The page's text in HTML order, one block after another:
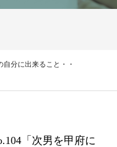
自分に出来ること・・
「次男を甲府に